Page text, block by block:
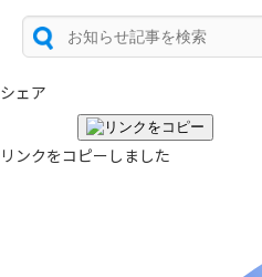
シェア
リンクをコピーしました